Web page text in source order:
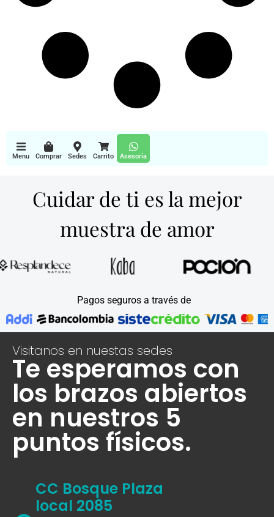
Menu Comprar Sedes Carrito Asesoría
Cuidar de ti es la mejor
muestra de amor
Pagos seguros a través de
Visitanos en nuestas sedes
Te esperamos con
los brazos abiertos
en nuestros 5
puntos físicos.
CC Bosque Plaza
local 2085